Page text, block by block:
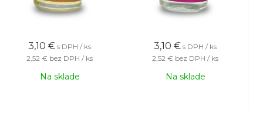
3,10 € s DPH / ks
2,52 € bez DPH / ks
Na sklade
3,10 € s DPH / ks
2,52 € bez DPH / ks
Na sklade